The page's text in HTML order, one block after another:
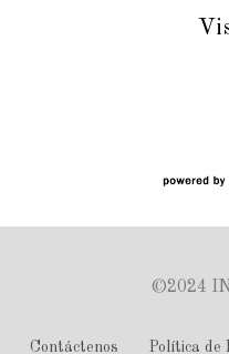
©2024
Contáctenos Política de